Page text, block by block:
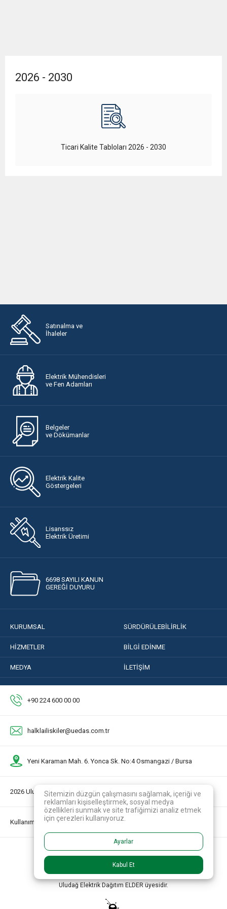
2026 - 2030
Ticari Kalite Tabloları 2026 - 2030
Satınalma ve
İhaleler
Elektrik Mühendisleri
ve Fen Adamları
Belgeler
ve Dökümanlar
Elektrik Kalite
Göstergeleri
Lisanssız
Elektrik Üretimi
6698 SAYILI KANUN
GEREĞİ DUYURU
KURUMSAL SÜRDÜRÜLEBİLİRLİK
HİZMETLER BİLGİ EDİNME
MEDYA İLETİŞİM
+90 224 600 00 00
halklailiskiler@uedas.com.tr
Yeni Karaman Mah. 6. Yonca Sk. No:4 Osmangazi / Bursa
2026 Uludağ Elektrik Dağıtım A.Ş.
Kullanım Koşulları
Uludağ Elektrik Dağıtım ELDER üyesidir.
Sitemizin düzgün çalışmasını sağlamak, içeriği ve
reklamları kişiselleştirmek, sosyal medya
özellikleri sunmak ve site trafiğimizi analiz etmek
için çerezleri kullanıyoruz.
Ayarlar
Kabul Et